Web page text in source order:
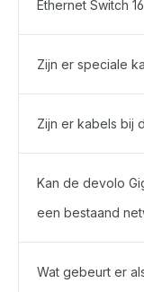
Ethernet Switch
Zijn er speciale
Zijn er kabels bij
Kan de devolo
een bestaand
Wat gebeurt er